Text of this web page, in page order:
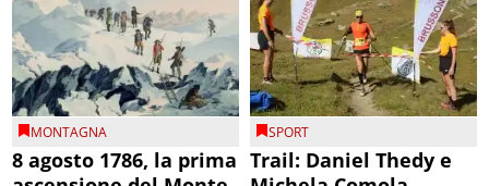
MONTAGNA
8 agosto 1786, la prima
SPORT
Trail: Daniel Thedy e